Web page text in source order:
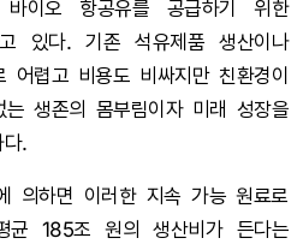
이오 항공유를 공급하기 위한
있다. 기존 석유제품 생산이나
어렵고 비용도 비싸지만 친환경이
생존의 몸부림이자 미래 성장을
.
의하면 이러한 지속 가능 원료로
균 185조 원의 생산비가 든다는